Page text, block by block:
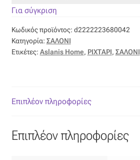
Γάζα
Γκρο
Δαντέλα
Ζακάρ
Για σύγκριση
Κωδικός προϊόντος: d2222223680042
Κατηγορία: ΣΑΛΟΝΙ
Ετικέτες: Aslanis Home, ΡΙΧΤΑΡΙ, ΣΑΛΟΝΙ
Επιπλέον πληροφορίες
Επιπλέον πληροφορίες